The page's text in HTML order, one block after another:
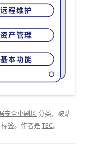
安全小剧场分类，被贴
标签。 作者是TEC。